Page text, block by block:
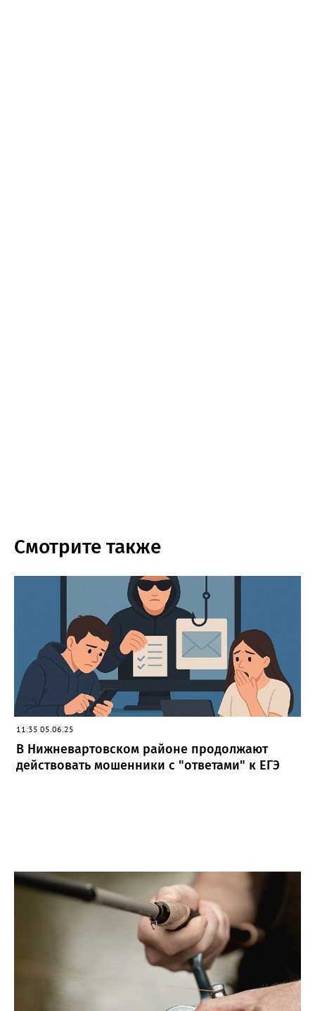
Смотрите также
11:35 05.06.25
В Нижневартовском районе продолжают
действовать мошенники с "ответами" к ЕГЭ